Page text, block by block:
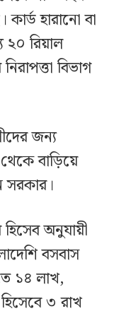
হারানো বা
২০ রিয়াল
বিভাগ
জন্য
বাড়িয়ে
সরকার।
অনুযায়ী
বসবাস
১৪ লাখ,
৩ রাখ